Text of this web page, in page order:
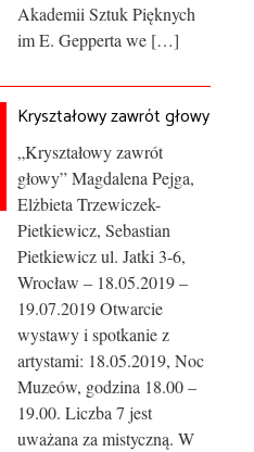
Akademii Sztuk Pięknych
im E. Gepperta we […]
Kryształowy zawrót głowy
„Kryształowy zawrót
głowy” Magdalena Pejga,
Elżbieta Trzewiczek-
Pietkiewicz, Sebastian
Pietkiewicz ul. Jatki 3-6,
Wrocław – 18.05.2019 –
19.07.2019 Otwarcie
wystawy i spotkanie z
artystami: 18.05.2019, Noc
Muzeów, godzina 18.00 –
19.00. Liczba 7 jest
uważana za mistyczną. W